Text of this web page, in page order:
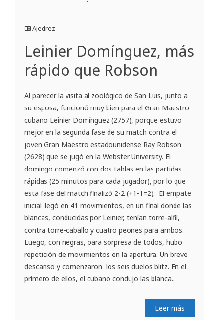
Ajedrez
Leinier Domínguez, más
rápido que Robson
Al parecer la visita al zoológico de San Luis, junto a
su esposa, funcionó muy bien para el Gran Maestro
cubano Leinier Domínguez (2757), porque estuvo
mejor en la segunda fase de su match contra el
joven Gran Maestro estadounidense Ray Robson
(2628) que se jugó en la Webster University. El
domingo comenzó con dos tablas en las partidas
rápidas (25 minutos para cada jugador), por lo que
esta fase del match finalizó 2-2 (+1-1=2). El empate
inicial llegó en 41 movimientos, en un final donde las
blancas, conducidas por Leinier, tenían torre-alfil,
contra torre-caballo y cuatro peones para ambos.
Luego, con negras, para sorpresa de todos, hubo
repetición de movimientos en la apertura. Un breve
descanso y comenzaron los seis duelos blitz. En el
primero de ellos, el cubano condujo las blanca...
Leer más